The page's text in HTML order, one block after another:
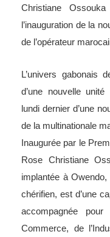
Christiane
l’inauguration de la
de l’opérateur
L’univers gabonais
d’une nouvelle
lundi dernier d’une
de la multinationale
Inaugurée par le
Rose Christiane
implantée à
chérifien, est d’une
accompagnée
Commerce, de